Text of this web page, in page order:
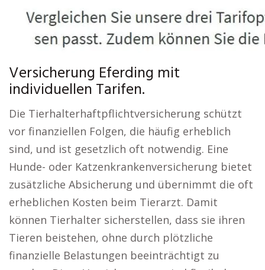
Versicherung Eferding mit
individuellen Tarifen.
Die Tierhalterhaftpflichtversicherung schützt
vor finanziellen Folgen, die häufig erheblich
sind, und ist gesetzlich oft notwendig. Eine
Hunde- oder Katzenkrankenversicherung bietet
zusätzliche Absicherung und übernimmt die oft
erheblichen Kosten beim Tierarzt. Damit
können Tierhalter sicherstellen, dass sie ihren
Tieren beistehen, ohne durch plötzliche
finanzielle Belastungen beeinträchtigt zu